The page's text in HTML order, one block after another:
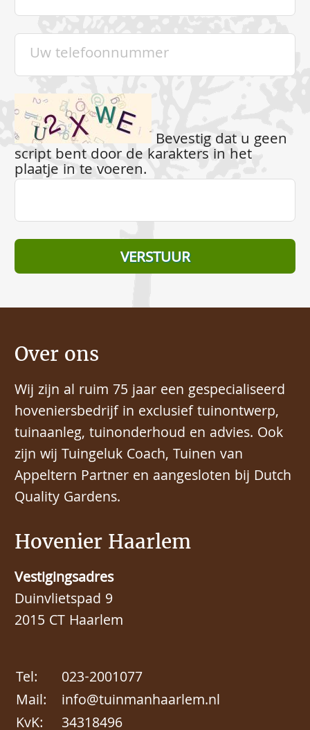
Bevestig dat u geen
script bent door de karakters in het
plaatje in te voeren.
Hovenier Haarlem
Vestigingsadres
Duinvlietspad 9
2015 CT Haarlem
Tel:
023-2001077
Mail:
info@tuinmanhaarlem.nl
KvK:
34318496
Over ons
Wij zijn al ruim 75 jaar een gespecialiseerd
hoveniersbedrijf in exclusief tuinontwerp,
tuinaanleg, tuinonderhoud en advies. Ook
zijn wij Tuingeluk Coach, Tuinen van
Appeltern Partner en aangesloten bij Dutch
Quality Gardens.